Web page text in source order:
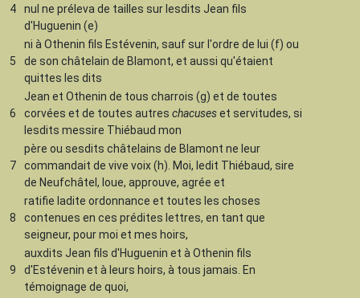
4
nul ne préleva de tailles sur lesdits Jean fils
d'Huguenin (e)
5
ni à Othenin fils Estévenin, sauf sur l'ordre de lui (f) ou
de son châtelain de Blamont, et aussi qu'étaient
quittes les dits
6
Jean et Othenin de tous charrois (g) et de toutes
corvées et de toutes autres chacuseset servitudes, si
lesdits messire Thiébaud mon
7
père ou sesdits châtelains de Blamont ne leur
commandait de vive voix (h). Moi, ledit Thiébaud, sire
de Neufchâtel, loue, approuve, agrée et
8
ratifie ladite ordonnance et toutes les choses
contenues en ces prédites lettres, en tant que
seigneur, pour moi et mes hoirs,
9
auxdits Jean fils d'Huguenin et à Othenin fils
d'Estévenin et à leurs hoirs, à tous jamais. En
témoignage de quoi,